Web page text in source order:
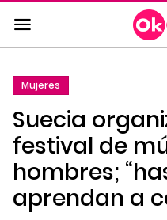
Saltar
al
contenido
a
la
navegación
principal
Mujeres
Suecia
festival de
hombres;
aprendan a